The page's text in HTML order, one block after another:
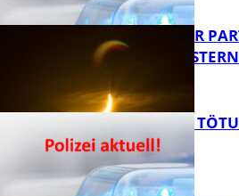
VORTRAG ZUR
PERSEIDEN
VERSUCHTES
ERMITTELT